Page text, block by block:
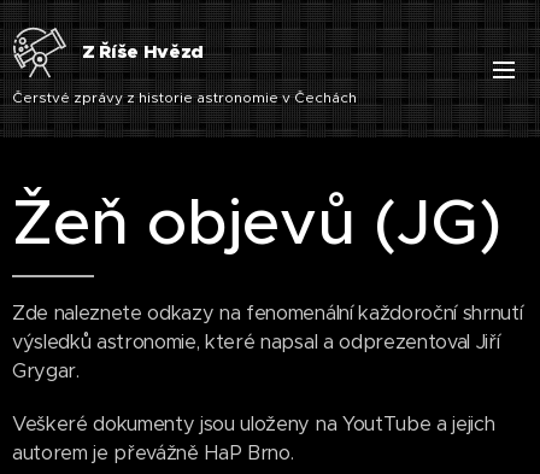
Z Říše Hvězd
Čerstvé zprávy z historie astronomie v Čechách
Žeň objevů (JG)
Zde naleznete odkazy na fenomenální každoroční shrnutí
výsledků astronomie, které napsal a odprezentoval Jiří
Grygar.
Veškeré dokumenty jsou uloženy na YoutTube a jejich
autorem je převážně HaP Brno.